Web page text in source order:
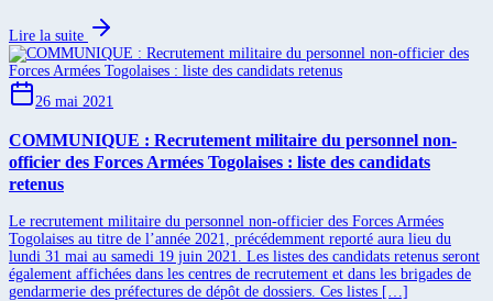
Lire la suite
26 mai 2021
COMMUNIQUE : Recrutement militaire du personnel non-
officier des Forces Armées Togolaises : liste des candidats
retenus
Le recrutement militaire du personnel non-officier des Forces Armées
Togolaises au titre de l’année 2021, précédemment reporté aura lieu du
lundi 31 mai au samedi 19 juin 2021. Les listes des candidats retenus seront
également affichées dans les centres de recrutement et dans les brigades de
gendarmerie des préfectures de dépôt de dossiers. Ces listes […]